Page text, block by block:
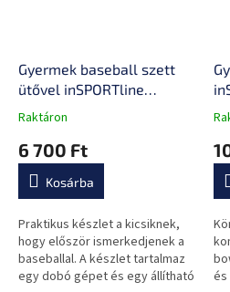
Gyermek baseball szett
ütővel inSPORTline
TBS230
A
átlagos
értékelése
0,0
csillag.
Raktáron
6 700 Ft
Kosárba
Praktikus készlet a kicsiknek,
hogy először ismerkedjenek a
baseballal. A készlet tartalmaz
egy dobó gépet és egy állítható
A
0,0
és